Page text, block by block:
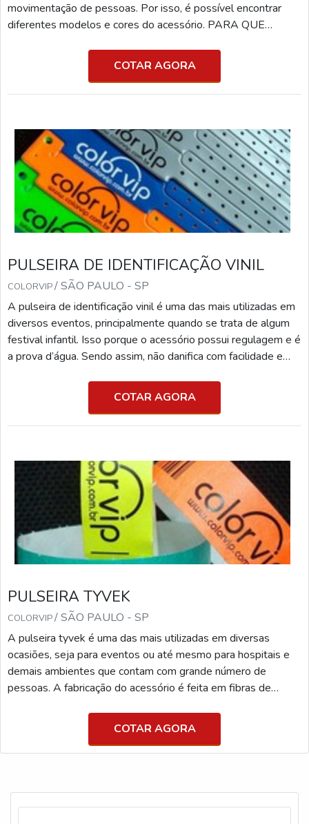
movimentação de pessoas. Por isso, é possível encontrar
diferentes modelos e cores do acessório. PARA QUE
excelente opção para ser utilizada como ingresso, pois
facilita a entrada em determinados eventos que possuem
COTAR AGORA
PULSEIRA DE IDENTIFICAÇÃO VINIL
COLORVIP/ SÃO PAULO - SP
A pulseira de identificação vinil é uma das mais utilizadas em
diversos eventos, principalmente quando se trata de algum
festival infantil. Isso porque o acessório possui regulagem e é
a prova d’água. Sendo assim, não danifica com facilidade e
IDENTIFICAÇÃOUma das principais características do
seja puxado com força. Por isso, o artefato é também muito
COTAR AGORA
PULSEIRA TYVEK
COLORVIP/ SÃO PAULO - SP
A pulseira tyvek é uma das mais utilizadas em diversas
ocasiões, seja para eventos ou até mesmo para hospitais e
demais ambientes que contam com grande número de
pessoas. A fabricação do acessório é feita em fibras de
tenha grande semelhança com o papel, o artefato possui
período de tempo sem danificações. Além disso, é resistente
COTAR AGORA